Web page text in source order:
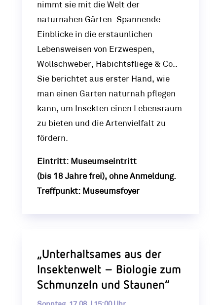
nimmt sie mit die Welt der
naturnahen Gärten. Spannende
Einblicke in die erstaunlichen
Lebensweisen von Erzwespen,
Wollschweber, Habichtsfliege & Co..
Sie berichtet aus erster Hand, wie
man einen Garten naturnah pflegen
kann, um Insekten einen Lebensraum
zu bieten und die Artenvielfalt zu
fördern.
Eintritt: Museumseintritt
(bis 18 Jahre frei), ohne Anmeldung.
Treffpunkt: Museumsfoyer
„Unterhaltsames aus der
Insektenwelt – Biologie zum
Schmunzeln und Staunen“